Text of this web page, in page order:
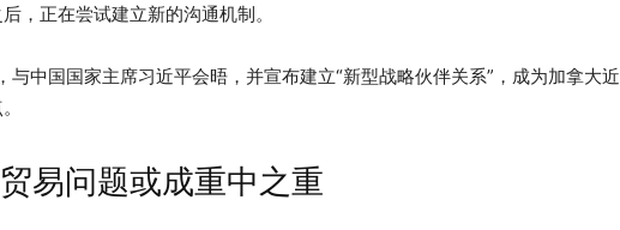
，正在尝试建立新的沟通机制。
与中国国家主席习近平会晤，并宣布建立“新型战略伙伴关系”，成为加拿大近
易问题或成重中之重